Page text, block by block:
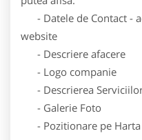
- Datele de Contact -
website
- Descriere afacere
- Logo companie
- Descrierea
- Galerie Foto
- Pozitionare pe Harta